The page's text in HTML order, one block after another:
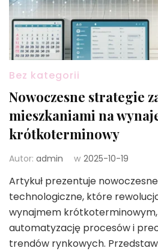
Bez kategorii
Nowoczesne strategie
mieszkaniami na
krótkoterminowy
Autor: admin w 2025-10-19
Artykuł prezentuje
technologiczne, które
wynajmem
automatyzację procesów i
trendów rynkowych.